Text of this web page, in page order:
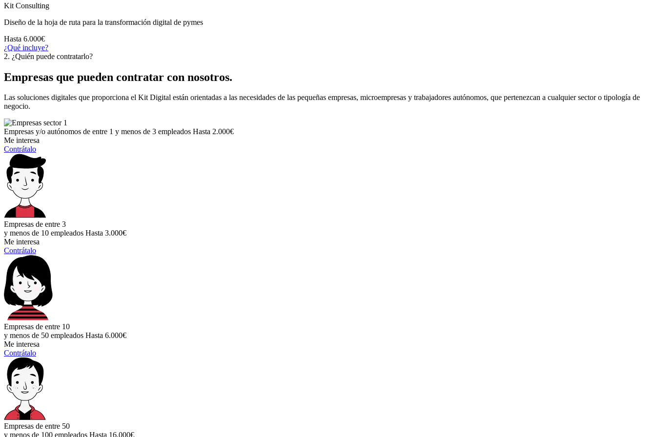
Kit Consulting
Diseño de la hoja de ruta para la transformación digital de pymes
Hasta 6.000€
¿Qué incluye?
2. ¿Quién puede contratarlo?
Empresas que pueden contratar con nosotros.
Las soluciones digitales que proporciona el Kit Digital están orientadas a las necesidades de las pequeñas empresas, microempresas y trabajadores autónomos, que pertenezcan a cualquier sector o tipología de
negocio.
Empresas y/o autónomos de entre 1 y menos de 3 empleados Hasta 2.000€
Me interesa
Contrátalo
Empresas de entre 3
y menos de 10 empleados Hasta 3.000€
Me interesa
Contrátalo
Empresas de entre 10
y menos de 50 empleados Hasta 6.000€
Me interesa
Contrátalo
Empresas de entre 50
y menos de 100 empleados Hasta 16.000€